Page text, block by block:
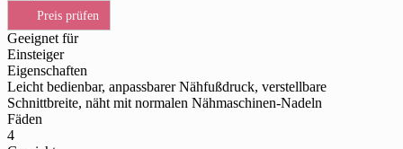
Preis prüfen
Geeignet für
Einsteiger
Eigenschaften
Leicht bedienbar, anpassbarer Nähfußdruck, verstellbare
Schnittbreite, näht mit normalen Nähmaschinen-Nadeln
Fäden
4